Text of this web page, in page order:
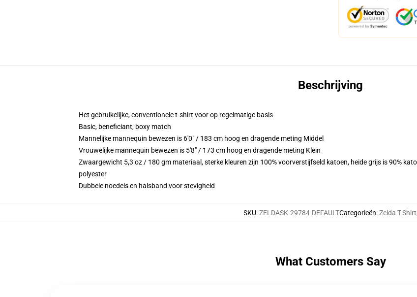
Beschrijving
Het gebruikelijke, conventionele t-shirt voor op regelmatige basis
Basic, beneficiant, boxy match
Mannelijke mannequin bewezen is 6'0" / 183 cm hoog en dragende meting Middel
Vrouwelijke mannequin bewezen is 5'8" / 173 cm hoog en dragende meting Klein
Zwaargewicht 5,3 oz / 180 gm materiaal, sterke kleuren zijn 100% voorverstijfseld katoen, heide grijs is 90%
polyester
Dubbele noedels en halsband voor stevigheid
SKU:ZELDASK-29784-DEFAULTCategorieën:Zelda T-Shirt
What Customers Say